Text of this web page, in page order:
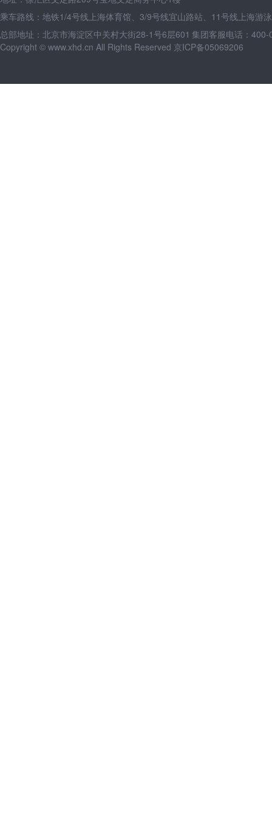
乘车路线：地铁1/4号线上海体育馆、3/9号线宜山路站、11号线上海游
总部地址：北京市海淀区中关村大街28-1号6层601 集团客服电话：
Copyright © www.xhd.cn All Rights Reserved 京ICP备05069206